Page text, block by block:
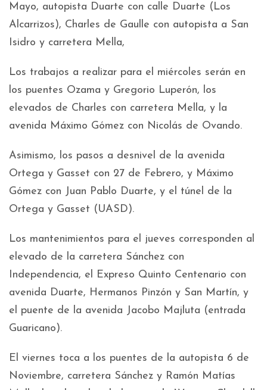
Mayo, autopista Duarte con calle Duarte (Los
Alcarrizos), Charles de Gaulle con autopista a San
Isidro y carretera Mella,
Los trabajos a realizar para el miércoles serán en
los puentes Ozama y Gregorio Luperón, los
elevados de Charles con carretera Mella, y la
avenida Máximo Gómez con Nicolás de Ovando.
Asimismo, los pasos a desnivel de la avenida
Ortega y Gasset con 27 de Febrero, y Máximo
Gómez con Juan Pablo Duarte, y el túnel de la
Ortega y Gasset (UASD).
Los mantenimientos para el jueves corresponden al
elevado de la carretera Sánchez con
Independencia, el Expreso Quinto Centenario con
avenida Duarte, Hermanos Pinzón y San Martín, y
el puente de la avenida Jacobo Majluta (entrada
Guaricano).
El viernes toca a los puentes de la autopista 6 de
Noviembre, carretera Sánchez y Ramón Matías